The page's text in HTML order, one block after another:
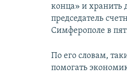
конца» и хранить
председатель
Симферополе в
По его словам,
помогать